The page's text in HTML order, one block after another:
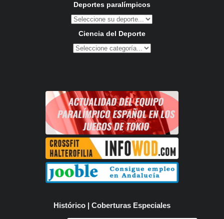
Deportes paralímpicos
Ciencia del Deporte
Histórico | Coberturas Especiales